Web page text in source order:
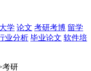
大学 论文 考研考博 留学
业分析 毕业论文 软件培
考研